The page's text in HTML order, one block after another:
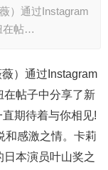
）通过Instagram
在帖…
）通过Instagram
在帖子中分享了新
期待着与你相见!
和感激之情。卡莉
本演员叶山奖之